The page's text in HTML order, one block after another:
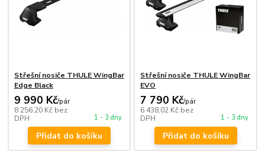
Střešní nosiče THULE WingBar
Edge Black
9 990 Kč/pár
8 256,20 Kč bez
DPH
1 - 3 dny
Přidat do košíku
Střešní nosiče THULE WingBar
EVO
7 790 Kč/pár
6 438,02 Kč bez
DPH
1 - 3 dny
Přidat do košíku